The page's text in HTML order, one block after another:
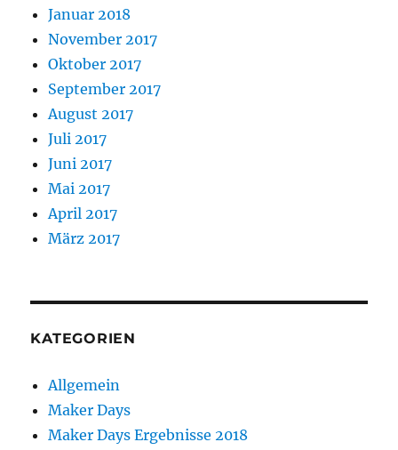
Januar 2018
November 2017
Oktober 2017
September 2017
August 2017
Juli 2017
Juni 2017
Mai 2017
April 2017
März 2017
KATEGORIEN
Allgemein
Maker Days
Maker Days Ergebnisse 2018